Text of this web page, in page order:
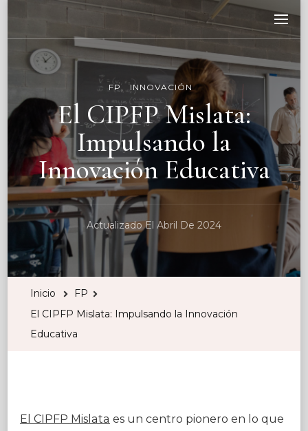
FP INNOVACIÓN
El CIPFP Mislata:
Impulsando la
Innovación Educativa
Actualizado El Abril De 2024
Inicio
FP
El CIPFP Mislata: Impulsando la Innovación
Educativa
El CIPFP Mislata es un centro pionero en lo que